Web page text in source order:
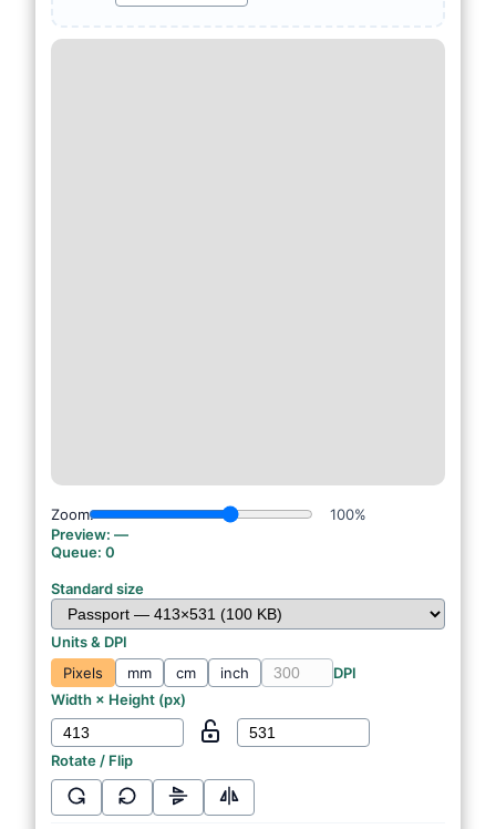
Zoom:
100%
Preview: —
Queue: 0
Standard size
Units & DPI
Pixels
mm cm inch
DPI
Width × Height (px)
Rotate / Flip